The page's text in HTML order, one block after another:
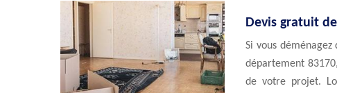
Devis gratuit
Si vous
département
de votre projet.